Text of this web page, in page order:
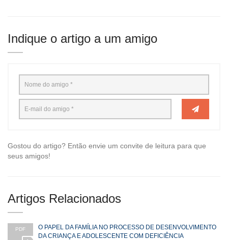
Indique o artigo a um amigo
Gostou do artigo? Então envie um convite de leitura para que
seus amigos!
Artigos Relacionados
PDF
O PAPEL DA FAMÍLIA NO PROCESSO DE DESENVOLVIMENTO
DA CRIANÇA E ADOLESCENTE COM DEFICIÊNCIA